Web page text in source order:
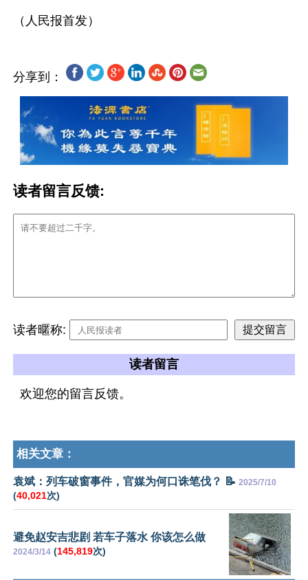
分享到：
读者留言反馈:
读者暱称:
读者留言
欢迎您的留言反馈。
相关文章：
袁斌：列车破窗事件，官媒为何口诛笔伐？ 📝 2025/7/10
(40,021次)
避免赵安吉悲剧 若车子落水 你该怎么做
2024/3/14 (145,819次)